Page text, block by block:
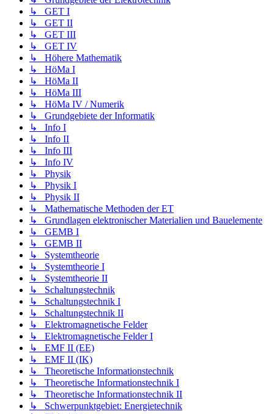
↳ GET I
↳ GET II
↳ GET III
↳ GET IV
↳ Höhere Mathematik
↳ HöMa I
↳ HöMa II
↳ HöMa III
↳ HöMa IV / Numerik
↳ Grundgebiete der Informatik
↳ Info I
↳ Info II
↳ Info III
↳ Info IV
↳ Physik
↳ Physik I
↳ Physik II
↳ Mathematische Methoden der ET
↳ Grundlagen elektronischer Materialien und Bauelemente
↳ GEMB I
↳ GEMB II
↳ Systemtheorie
↳ Systemtheorie I
↳ Systemtheorie II
↳ Schaltungstechnik
↳ Schaltungstechnik I
↳ Schaltungstechnik II
↳ Elektromagnetische Felder
↳ Elektromagnetische Felder I
↳ EMF II (EE)
↳ EMF II (IK)
↳ Theoretische Informationstechnik
↳ Theoretische Informationstechnik I
↳ Theoretische Informationstechnik II
↳ Schwerpunktgebiet: Energietechnik